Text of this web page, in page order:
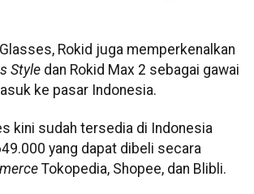
Rokid juga memperkenalkan
Style dan Rokid Max 2 sebagai gawai
ke pasar Indonesia.
kini sudah tersedia di Indonesia
yang dapat dibeli secara
Tokopedia, Shopee, dan Blibli.